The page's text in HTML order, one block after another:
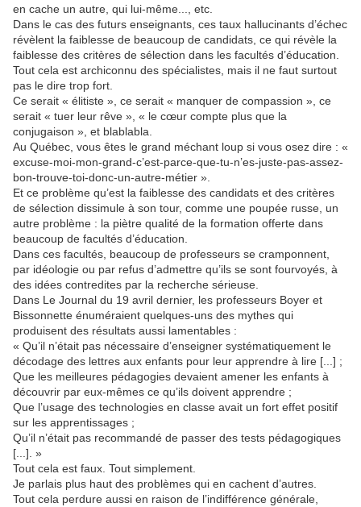
en cache un autre, qui lui-même..., etc.
Dans le cas des futurs enseignants, ces taux hallucinants d’échec
révèlent la faiblesse de beaucoup de candidats, ce qui révèle la
faiblesse des critères de sélection dans les facultés d’éducation.
Tout cela est archiconnu des spécialistes, mais il ne faut surtout
pas le dire trop fort.
Ce serait « élitiste », ce serait « manquer de compassion », ce
serait « tuer leur rêve », « le cœur compte plus que la
conjugaison », et blablabla.
Au Québec, vous êtes le grand méchant loup si vous osez dire : «
excuse-moi-mon-grand-c’est-parce-que-tu-n’es-juste-pas-assez-
bon-trouve-toi-donc-un-autre-métier ».
Et ce problème qu’est la faiblesse des candidats et des critères
de sélection dissimule à son tour, comme une poupée russe, un
autre problème : la piètre qualité de la formation offerte dans
beaucoup de facultés d’éducation.
Dans ces facultés, beaucoup de professeurs se cramponnent,
par idéologie ou par refus d’admettre qu’ils se sont fourvoyés, à
des idées contredites par la recherche sérieuse.
Dans Le Journal du 19 avril dernier, les professeurs Boyer et
Bissonnette énuméraient quelques-uns des mythes qui
produisent des résultats aussi lamentables :
« Qu’il n’était pas nécessaire d’enseigner systématiquement le
décodage des lettres aux enfants pour leur apprendre à lire [...] ;
Que les meilleures pédagogies devaient amener les enfants à
découvrir par eux-mêmes ce qu’ils doivent apprendre ;
Que l’usage des technologies en classe avait un fort effet positif
sur les apprentissages ;
Qu’il n’était pas recommandé de passer des tests pédagogiques
[...]. »
Tout cela est faux. Tout simplement.
Je parlais plus haut des problèmes qui en cachent d’autres.
Tout cela perdure aussi en raison de l’indifférence générale,